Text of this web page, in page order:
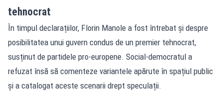
tehnocrat
În timpul declarațiilor, Florin Manole a fost întrebat și despre
posibilitatea unui guvern condus de un premier tehnocrat,
susținut de partidele pro-europene. Social-democratul a
refuzat însă să comenteze variantele apărute în spațiul public
și a catalogat aceste scenarii drept speculații.